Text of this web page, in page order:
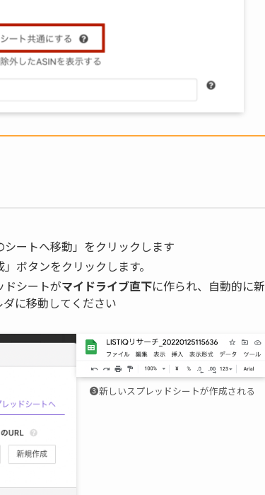
ートへ移動」をクリックします
ボタンをクリックします。
ドシートがマイドライブ直下に作られ、自動的に新
に移動してください
❸新しいスプレッドシートが作成される